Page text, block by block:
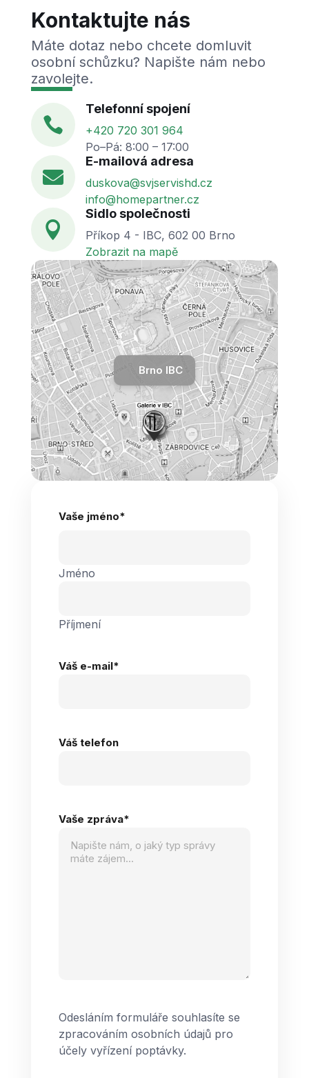
Kontaktujte nás
Máte dotaz nebo chcete domluvit
osobní schůzku? Napište nám nebo
zavolejte.

Telefonní spojení
+420 720 301 964
Po–Pá: 8:00 – 17:00

E-mailová adresa
duskova@svjservishd.cz
info@homepartner.cz

Sidlo společnosti
Příkop 4 - IBC, 602 00 Brno
Zobrazit na mapě
Brno IBC
Vaše jméno*
Jméno
Příjmení
Váš e-mail*
Váš telefon
Vaše zpráva*
Odesláním formuláře souhlasíte se
zpracováním osobních údajů pro
účely vyřízení poptávky.